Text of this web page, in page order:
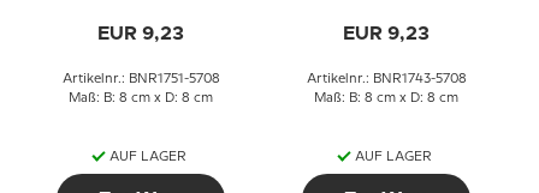
EUR 9,23
Artikelnr.: BNR1751-5708
Maß: B: 8 cm x D: 8 cm
AUF LAGER
Gröndahl
EUR 9,23
Artikelnr.: BNR1743-5708
Maß: B: 8 cm x D: 8 cm
AUF LAGER